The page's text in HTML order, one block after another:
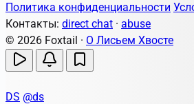
Политика конфиденциальности
Контакты: direct chat · abuse
© 2026 Foxtail · О Лисьем Хвосте
DS @ds